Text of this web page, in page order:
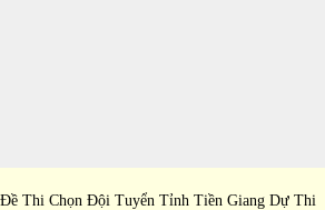
Đề Thi Chọn Đội Tuyển Tỉnh Bình Dương Dự Thi